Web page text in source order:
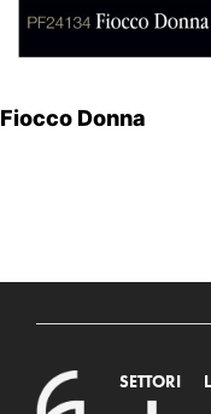
Fiocco Donna
SETTORI